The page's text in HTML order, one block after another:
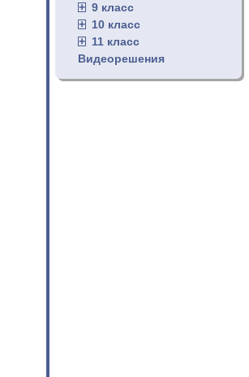
9 класс
10 класс
11 класс
Видеорешения